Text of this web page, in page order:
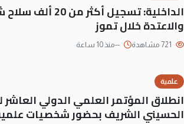
الداخلية:
والاعتدة خلال تموز
--منذ 10 ساعة
علمية
انطلاق المؤتمر العلمي الدولي العاشر
الحسيني الشريف بحضور شخصيات